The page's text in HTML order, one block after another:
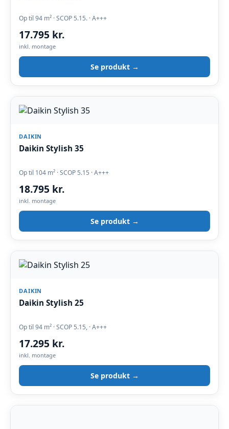
Op til 94 m² · SCOP 5.15. · A+++
17.795 kr.
inkl. montage
Se produkt →
DAIKIN
Daikin Stylish 35
Op til 104 m² · SCOP 5.15 · A+++
18.795 kr.
inkl. montage
Se produkt →
DAIKIN
Daikin Stylish 25
Op til 94 m² · SCOP 5.15, · A+++
17.295 kr.
inkl. montage
Se produkt →